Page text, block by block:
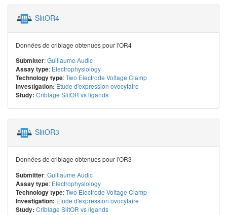
SlitOR4
Données de criblage obtenues pour l'OR4
Submitter:Guillaume Audic
Assay type: Electrophysiology
Technology type:Two Electrode Voltage Clamp
Investigation: Etude d'expression ovocytaire
Study: Criblage SlitOR vs ligands
SlitOR3
Données de criblage obtenues pour l'OR3
Submitter:Guillaume Audic
Assay type: Electrophysiology
Technology type:Two Electrode Voltage Clamp
Investigation: Etude d'expression ovocytaire
Study: Criblage SlitOR vs ligands